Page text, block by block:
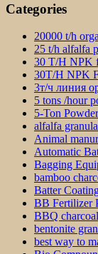
Categories
20000 t/h
25 t/h alfalfa
30 T/H NPK
30T/H NPK
3т/ч линия
5 tons /hour
5-Ton
alfalfa
Animal
Automatic
Bagging
bamboo
Batter
BB Fertilizer
BBQ
bentonite
best way to